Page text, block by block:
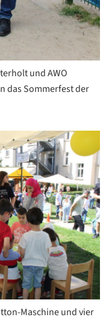
und AWO
das Sommerfest der
Maschine und vier